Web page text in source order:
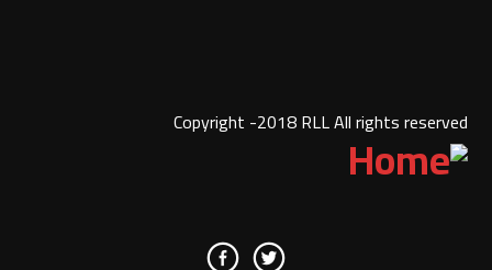
Copyright -2018 RLL All rights reserved